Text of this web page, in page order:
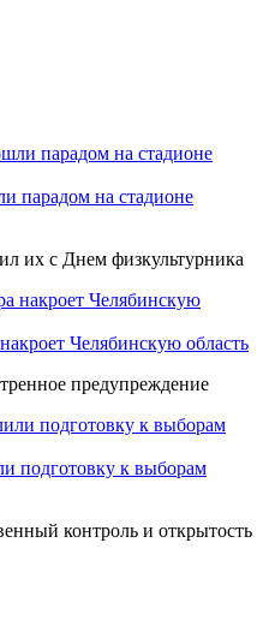
парадом на стадионе
их с Днем физкультурника
Челябинскую область
предупреждение
подготовку к выборам
контроль и открытость